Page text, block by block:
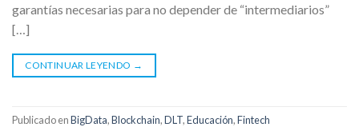
garantías necesarias para no depender de “intermediarios”
[…]
CONTINUAR LEYENDO →
Publicado enBigData,Blockchain,DLT,Educación,Fintech